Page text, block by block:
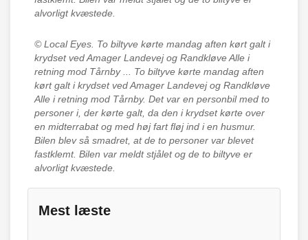
alvorligt kvæstede.
© Local Eyes. To biltyve kørte mandag aften kørt galt i
krydset ved Amager Landevej og Randkløve Alle i
retning mod Tårnby ... To biltyve kørte mandag aften
kørt galt i krydset ved Amager Landevej og Randkløve
Alle i retning mod Tårnby. Det var en personbil med to
personer i, der kørte galt, da den i krydset kørte over
en midterrabat og med høj fart fløj ind i en husmur.
Bilen blev så smadret, at de to personer var blevet
fastklemt. Bilen var meldt stjålet og de to biltyve er
alvorligt kvæstede.
Mest læste